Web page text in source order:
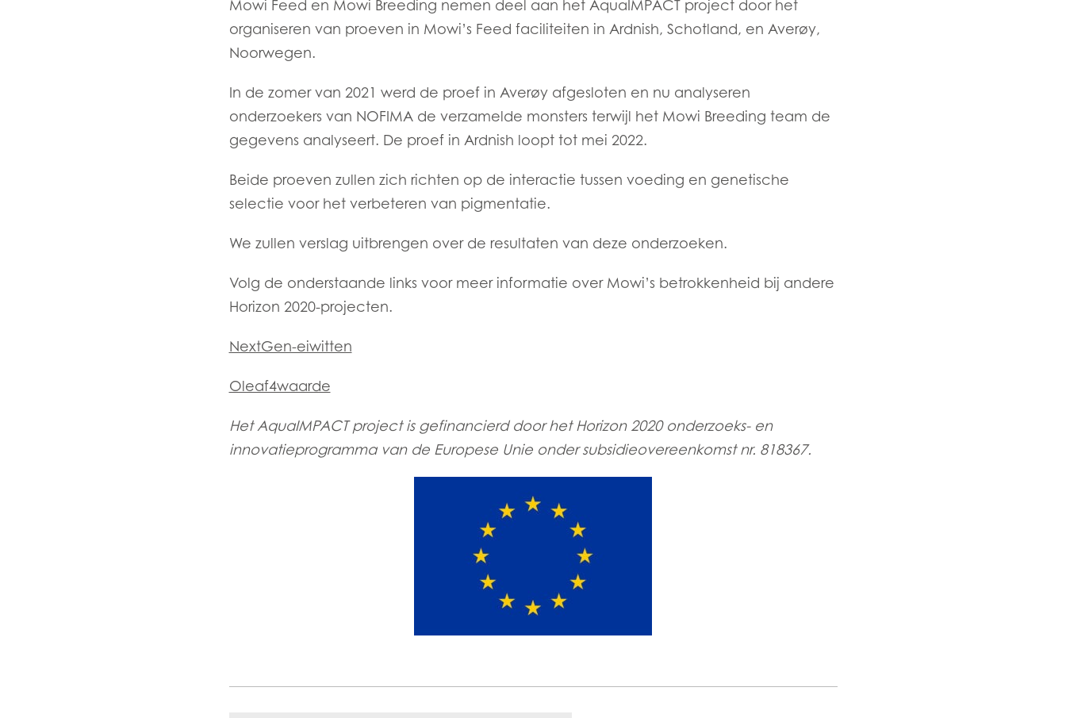
Mowi Feed en Mowi Breeding nemen deel aan het AquaIMPACT project door het
organiseren van proeven in Mowi’s Feed faciliteiten in Ardnish, Schotland, en Averøy,
Noorwegen.
In de zomer van 2021 werd de proef in Averøy afgesloten en nu analyseren
onderzoekers van NOFIMA de verzamelde monsters terwijl het Mowi Breeding team de
gegevens analyseert. De proef in Ardnish loopt tot mei 2022.
Beide proeven zullen zich richten op de interactie tussen voeding en genetische
selectie voor het verbeteren van pigmentatie.
We zullen verslag uitbrengen over de resultaten van deze onderzoeken.
Volg de onderstaande links voor meer informatie over Mowi’s betrokkenheid bij andere
Horizon 2020-projecten.
NextGen-eiwitten
Oleaf4waarde
Het AquaIMPACT project is gefinancierd door het Horizon 2020 onderzoeks- en
innovatieprogramma van de Europese Unie onder subsidieovereenkomst nr. 818367.